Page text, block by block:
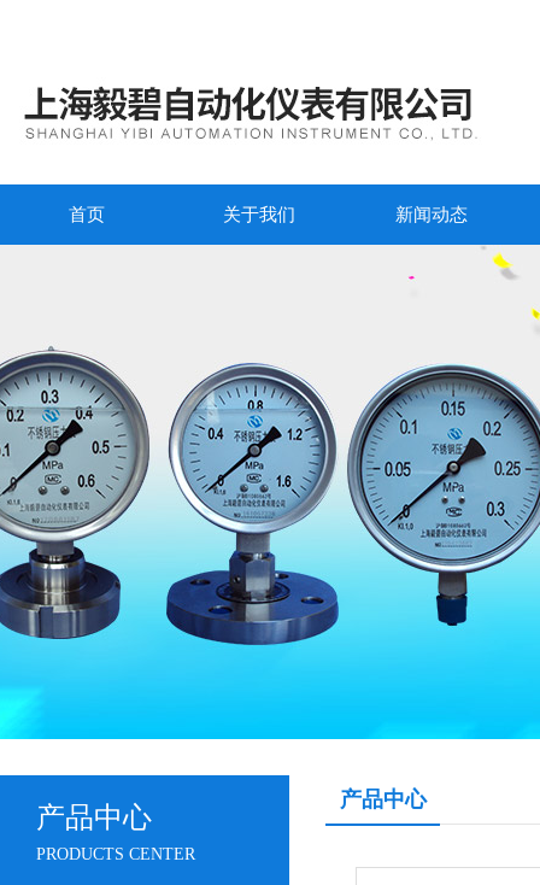
首页 关于我们 新闻动态
产品中心
PRODUCTS CENTER
产品中心